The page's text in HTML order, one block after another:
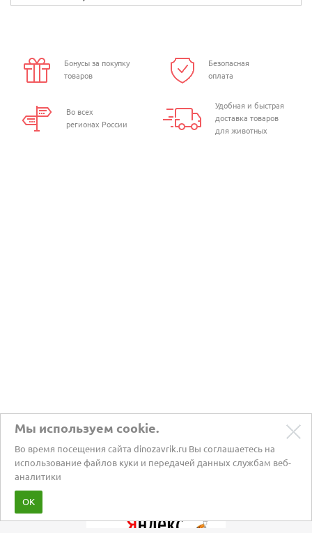
Бонусы за покупку
товаров
Безопасная
оплата
Во всех
регионах России
Удобная и быстрая
доставка товаров
для животных
Мы используем cookie.
Во время посещения сайта dinozavrik.ru Вы соглашаетесь на
использование файлов куки и передачей данных службам веб-
аналитики
ОК